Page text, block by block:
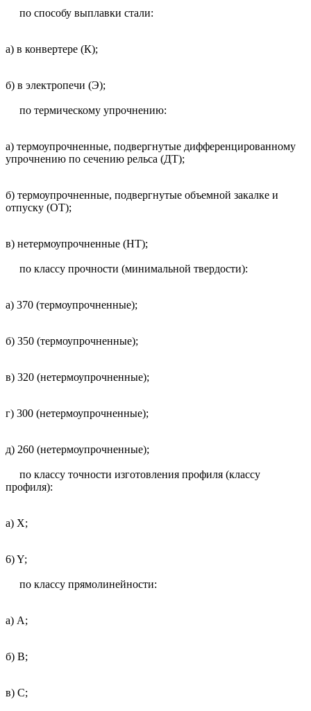
по способу выплавки стали:
а) в конвертере (К);
б) в электропечи (Э);
по термическому упрочнению:
а) термоупрочненные, подвергнутые дифференцированному
упрочнению по сечению рельса (ДТ);
б) термоупрочненные, подвергнутые объемной закалке и
отпуску (ОТ);
в) нетермоупрочненные (НТ);
по классу прочности (минимальной твердости):
а) 370 (термоупрочненные);
б) 350 (термоупрочненные);
в) 320 (нетермоупрочненные);
г) 300 (нетермоупрочненные);
д) 260 (нетермоупрочненные);
по классу точности изготовления профиля (классу
профиля):
а) Х;
6) Y;
по классу прямолинейности:
а) А;
б) В;
в) С;